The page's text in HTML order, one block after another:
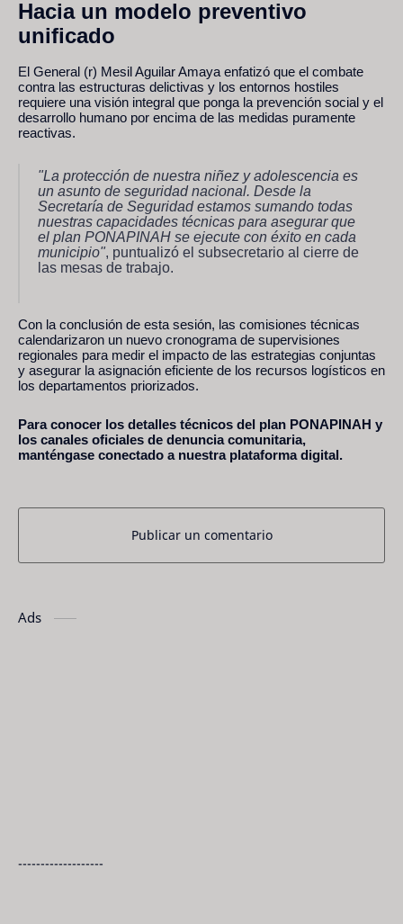
Hacia un modelo preventivo
unificado
El General (r) Mesil Aguilar Amaya enfatizó que el combate
contra las estructuras delictivas y los entornos hostiles
requiere una visión integral que ponga la prevención social y el
desarrollo humano por encima de las medidas puramente
reactivas.
"La protección de nuestra niñez y adolescencia es
un asunto de seguridad nacional. Desde la
Secretaría de Seguridad estamos sumando todas
nuestras capacidades técnicas para asegurar que
el plan PONAPINAH se ejecute con éxito en cada
municipio", puntualizó el subsecretario al cierre de
las mesas de trabajo.
Con la conclusión de esta sesión, las comisiones técnicas
calendarizaron un nuevo cronograma de supervisiones
regionales para medir el impacto de las estrategias conjuntas
y asegurar la asignación eficiente de los recursos logísticos en
los departamentos priorizados.
Para conocer los detalles técnicos del plan PONAPINAH y
los canales oficiales de denuncia comunitaria,
manténgase conectado a nuestra plataforma digital.
Publicar un comentario
Ads
-------------------